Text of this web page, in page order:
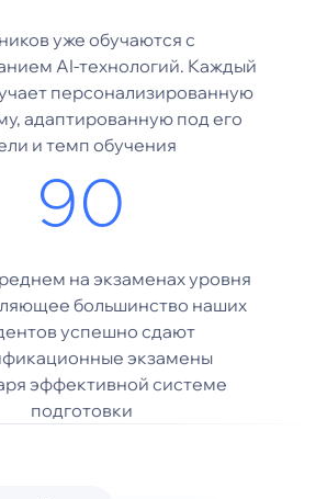
уже обучаются с
AI-технологий. Каждый
персонализированную
адаптированную под его
и темп обучения
90
на экзаменах уровня
большинство наших
успешно сдают
экзамены
эффективной системе
подготовки